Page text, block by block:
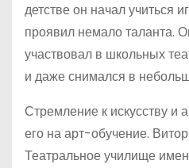
детстве он начал учиться
проявил немало таланта.
участвовал в школьных
и даже снимался в
Стремление к искусству и
его на арт-обучение.
Театральное училище